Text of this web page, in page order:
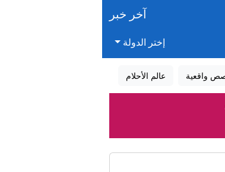
آخر خبر
إختر الدولة
واقعية عالم الأحلام